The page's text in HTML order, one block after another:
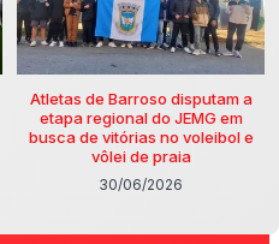
Atletas de Barroso disputam a
etapa regional do JEMG em
busca de vitórias no voleibol e
vôlei de praia
30/06/2026